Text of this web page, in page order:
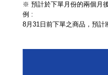
※ 預計於下單月份的兩個月
例 :
8月31日前下單之商品，預